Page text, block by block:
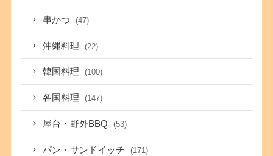
串かつ (47)
沖縄料理 (22)
韓国料理 (100)
各国料理 (147)
屋台・野外BBQ (53)
パン・サンドイッチ (171)